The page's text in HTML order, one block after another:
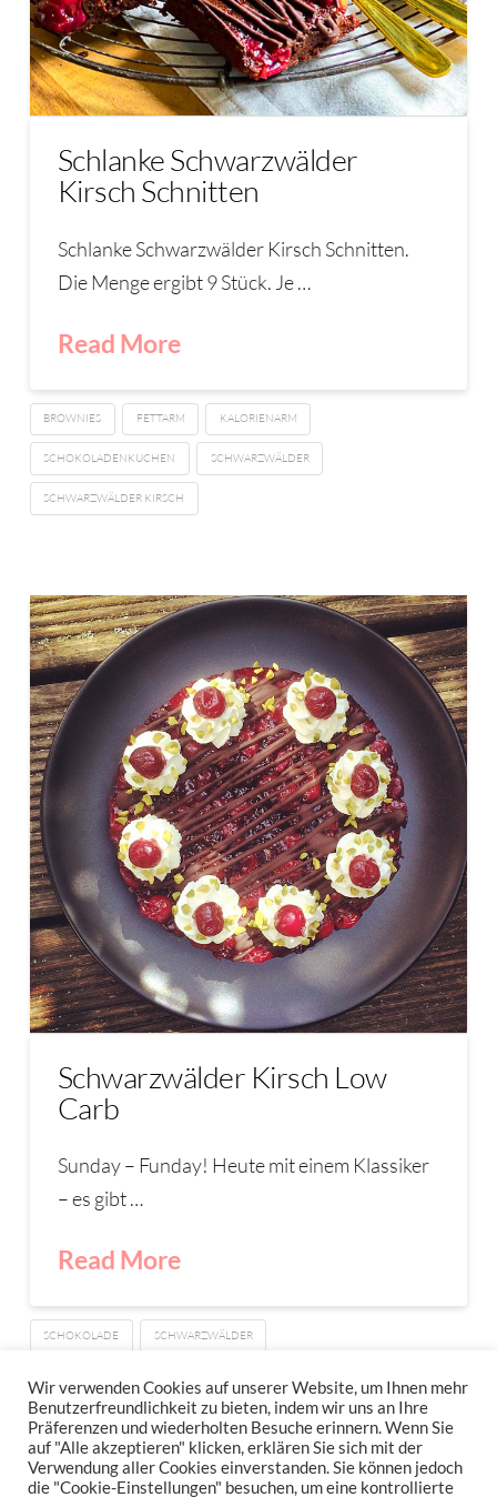
Schlanke Schwarzwälder
Kirsch Schnitten
Schlanke Schwarzwälder Kirsch Schnitten.
Die Menge ergibt 9 Stück. Je …
Read More
BROWNIES FETTARM KALORIENARM
SCHOKOLADENKUCHEN SCHWARZWÄLDER
SCHWARZWÄLDER KIRSCH
Schwarzwälder Kirsch Low
Carb
Sunday – Funday! Heute mit einem Klassiker
– es gibt …
Read More
SCHOKOLADE SCHWARZWÄLDER
IMPRESSUM
DATENSCHUTZERKLÄRUNG
NEWSLETTER DATENSCHUTZRICHTLINIEN
Wir verwenden Cookies auf unserer Website, um Ihnen mehr
Benutzerfreundlichkeit zu bieten, indem wir uns an Ihre
Präferenzen und wiederholten Besuche erinnern. Wenn Sie
auf "Alle akzeptieren" klicken, erklären Sie sich mit der
Verwendung aller Cookies einverstanden. Sie können jedoch
die "Cookie-Einstellungen" besuchen, um eine kontrollierte